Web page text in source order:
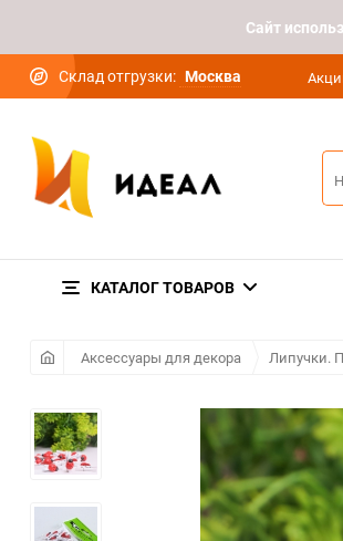
Cайт
Склад отгрузки: Москва
КАТАЛОГ ТОВАРОВ
Аксессуары для декора Липучки.